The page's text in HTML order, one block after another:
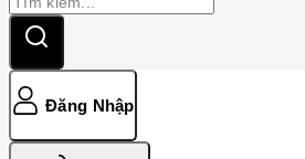
Đăng Nhập